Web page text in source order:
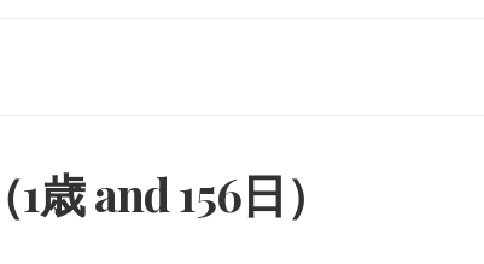
歳 and 156日）